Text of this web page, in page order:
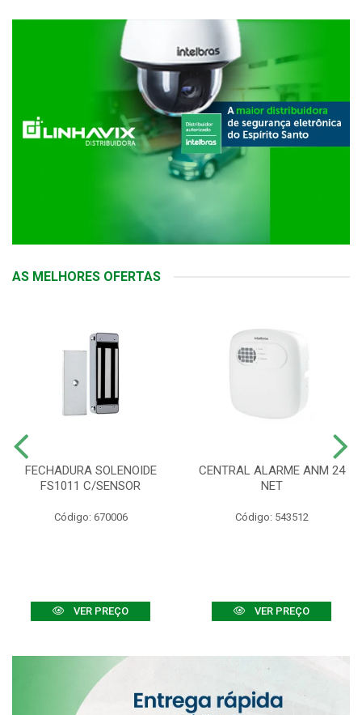
AS MELHORES OFERTAS
FECHADURA SOLENOIDE
FS1011 C/SENSOR
Código: 670006
VER PREÇO
CENTRAL ALARME ANM 24
NET
Código: 543512
VER PREÇO